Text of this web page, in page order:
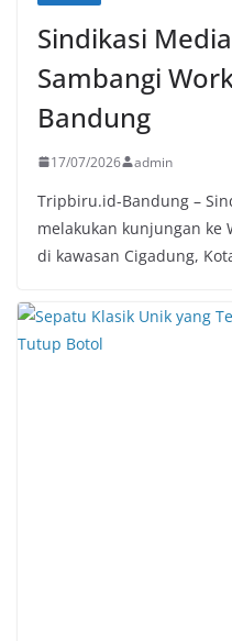
Sindikasi
Sambangi
Bandung
17/07/2026 admin
Tripbiru.id-Bandung –
melakukan kunjungan ke
di kawasan Cigadung,